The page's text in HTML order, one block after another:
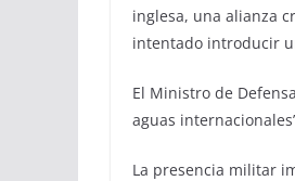
inglesa, una alianza
intentado introducir
El Ministro de
aguas
La presencia militar